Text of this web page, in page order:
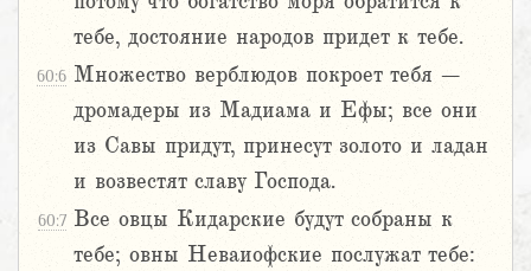
тебе, достояние народов придет к тебе.
60:6 Множество верблюдов покроет тебя –
дромадеры из Мадиама и Ефы; все они
из Савы придут, принесут золото и ладан
и возвестят славу Господа.
60:7 Все овцы Кидарские будут собраны к
тебе; овны Неваиофские послужат тебе: